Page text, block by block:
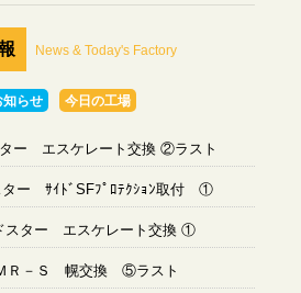
News & Today's Factory
知らせ 今日の工場
ター エスケレート交換 ②ラスト
ター ｻｲﾄﾞSFﾌﾟﾛﾃｸｼｮﾝ取付 ①
スター エスケレート交換 ①
Ｒ－Ｓ 幌交換 ⑤ラスト